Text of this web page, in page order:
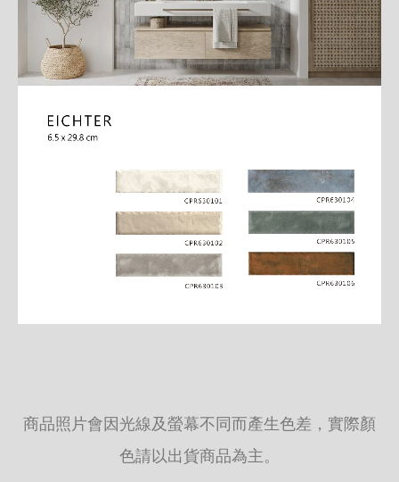
商品照片會因光線及螢幕不同而產生色差，實際顏
色請以出貨商品為主。